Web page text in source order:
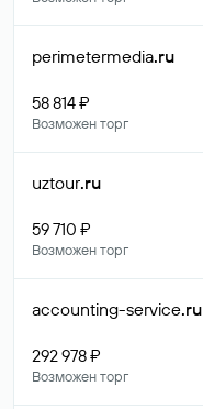
perimetermedia.ru
58 814 ₽
Возможен торг
uztour.ru
59 710 ₽
Возможен торг
accounting-service.ru
292 978 ₽
Возможен торг